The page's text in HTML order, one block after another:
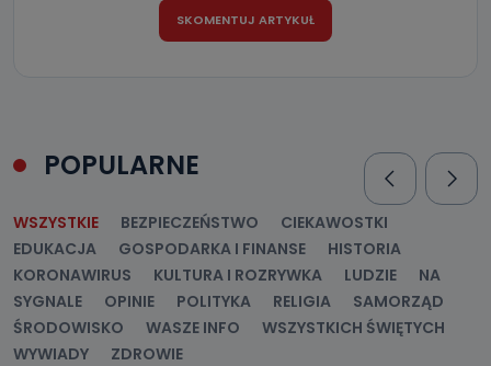
POPULARNE
WSZYSTKIE BEZPIECZEŃSTWO
CIEKAWOSTKI
EDUKACJA
GOSPODARKA I FINANSE
HISTORIA
KORONAWIRUS
KULTURA I ROZRYWKA LUDZIE
NA
SYGNALE
OPINIE POLITYKA RELIGIA
SAMORZĄD
ŚRODOWISKO
WASZE INFO
WSZYSTKICH ŚWIĘTYCH
WYWIADY
ZDROWIE